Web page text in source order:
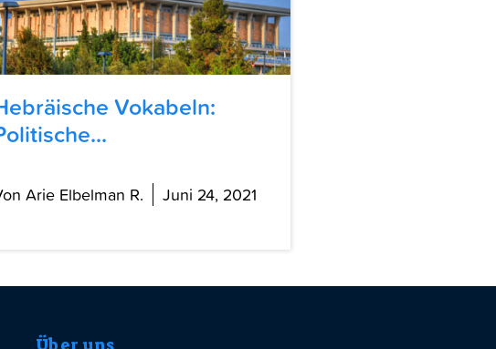
Vokabeln:
Arie Elbelman R. Juni 24, 2021